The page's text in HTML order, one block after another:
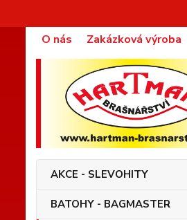
O nás Zakázková výroba
AKCE - SLEVOHITY
BATOHY - BAGMASTER